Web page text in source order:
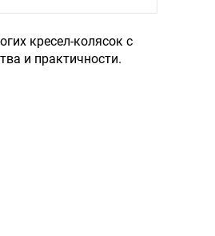
кресел-колясок с
и практичности.